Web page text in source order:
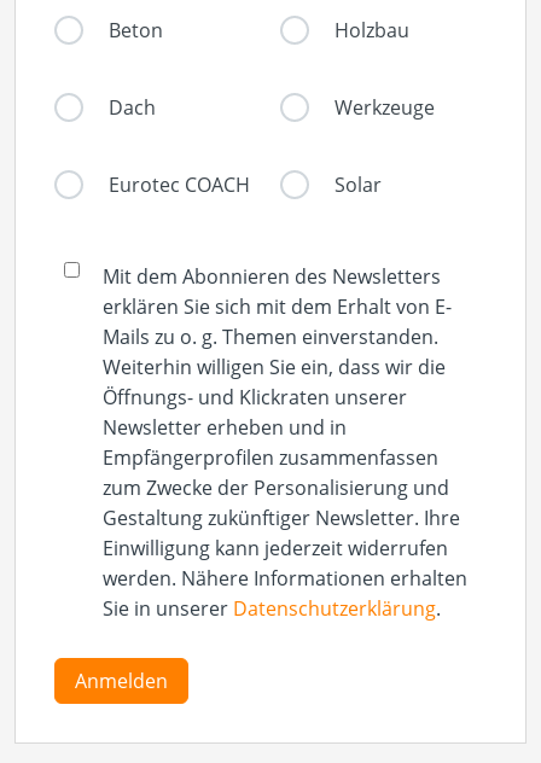
Beton Holzbau
Dach Werkzeuge
Eurotec COACH Solar
Mit dem Abonnieren des Newsletters
erklären Sie sich mit dem Erhalt von E-
Mails zu o. g. Themen einverstanden.
Weiterhin willigen Sie ein, dass wir die
Öffnungs- und Klickraten unserer
Newsletter erheben und in
Empfängerprofilen zusammenfassen
zum Zwecke der Personalisierung und
Gestaltung zukünftiger Newsletter. Ihre
Einwilligung kann jederzeit widerrufen
werden. Nähere Informationen erhalten
Sie in unserer Datenschutzerklärung.